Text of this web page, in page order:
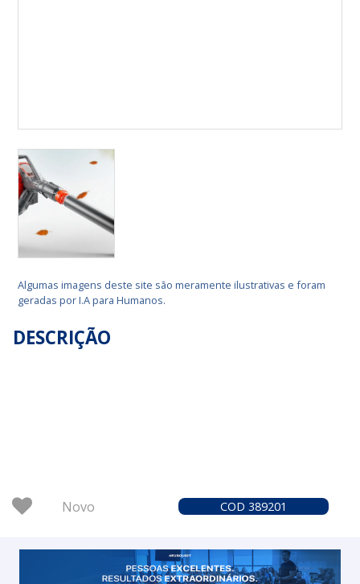
Algumas imagens deste site são meramente ilustrativas e foram
geradas por I.A para Humanos.
DESCRIÇÃO
Novo COD 389201